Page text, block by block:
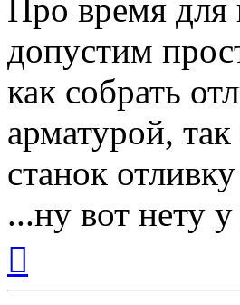
Про время для
допустим
как собрать
арматурой,
станок
...ну вот нету
началу